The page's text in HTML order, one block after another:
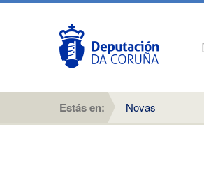
Estás en: Novas